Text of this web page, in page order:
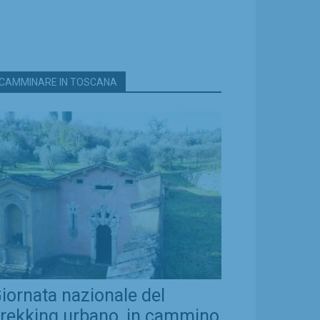
IN TOSCANA
nazionale del